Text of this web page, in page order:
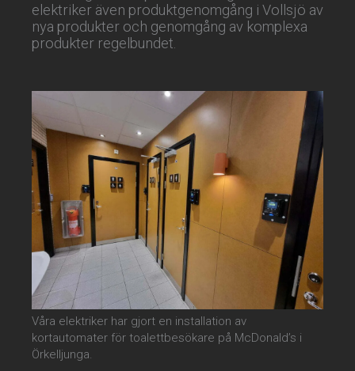
elektriker även produktgenomgång i Vollsjö av
nya produkter och genomgång av komplexa
produkter regelbundet.
Våra elektriker har gjort en installation av
kortautomater för toalettbesökare på McDonald’s i
Örkelljunga.